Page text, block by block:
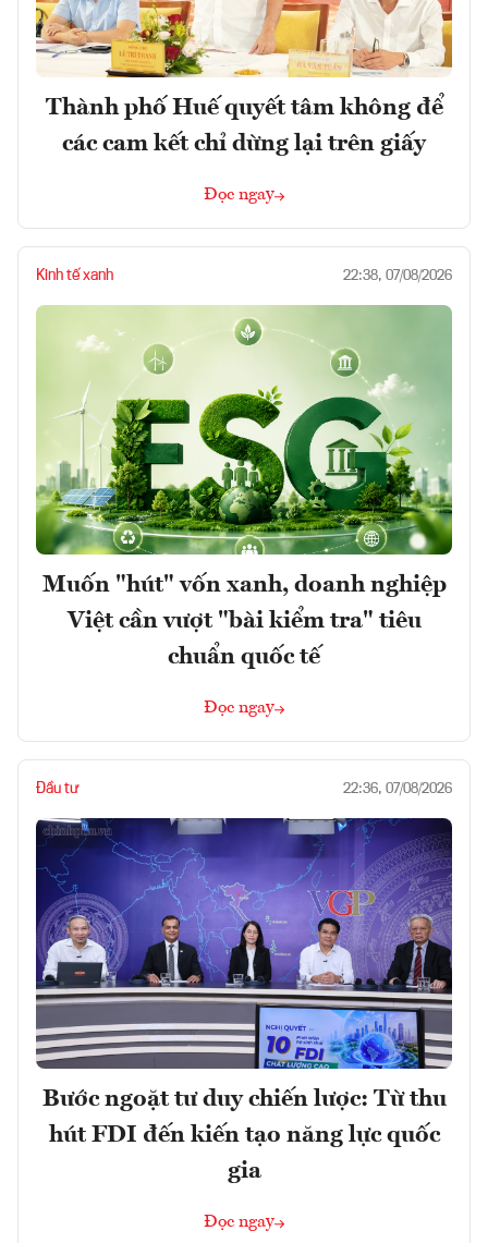
Thành phố Huế quyết tâm không để
các cam kết chỉ dừng lại trên giấy
Đọc ngay
Kinh tế xanh 22:38, 07/08/2026
Muốn "hút" vốn xanh, doanh nghiệp
Việt cần vượt "bài kiểm tra" tiêu
chuẩn quốc tế
Đọc ngay
Đầu tư 22:36, 07/08/2026
Bước ngoặt tư duy chiến lược: Từ thu
hút FDI đến kiến tạo năng lực quốc
gia
Đọc ngay